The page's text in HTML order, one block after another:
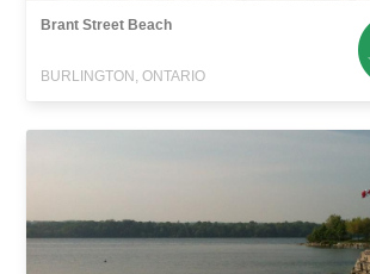
Brant Street Beach
BURLINGTON, ONTARIO